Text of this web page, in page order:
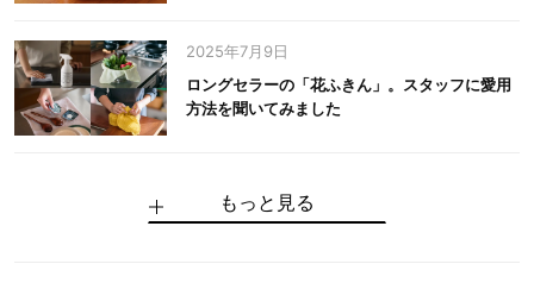
2025年7月9日
ロングセラーの「花ふきん」。スタッフに愛用
方法を聞いてみました
手仕事だからできる“いいもの”を作り続ける。
麻の老舗が届けたい、麻の魅力をのせた衣「中
中川政七商店の謎を解く、6つの問いと1つの答
100年先の日本に工芸があるように。中川政七
中川政七商店スタッフが綴る「今日も、土鍋ま
【わたしの好きなもの】素麺だけじゃもったい
もっと見る